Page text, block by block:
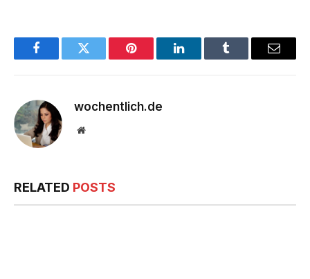
FacebookTwitter Pinterest LinkedInTumblr Email
wochentlich.de
Website
RELATED POSTS